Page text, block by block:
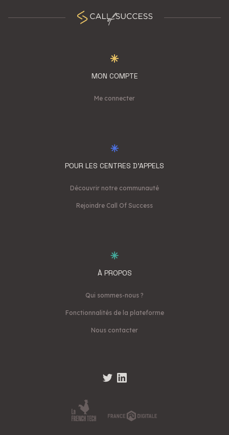
MON COMPTE
Me connecter
POUR LES CENTRES D'APPELS
Découvrir notre communauté
Rejoindre Call Of Success
À PROPOS
Qui sommes-nous ?
Fonctionnalités de la plateforme
Nous contacter